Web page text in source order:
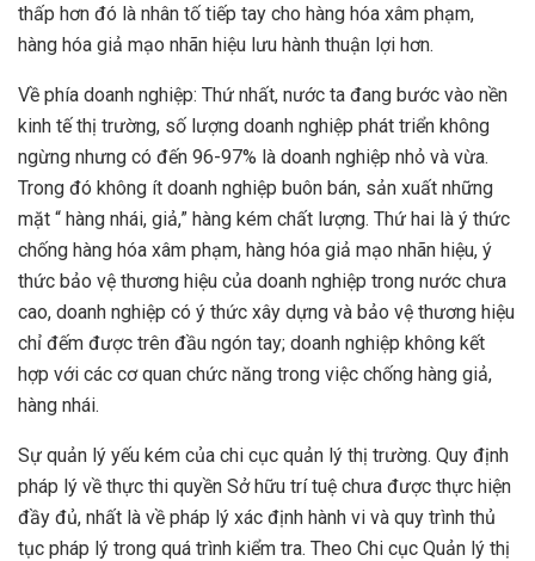
thấp hơn đó là nhân tố tiếp tay cho hàng hóa xâm phạm,
hàng hóa giả mạo nhãn hiệu lưu hành thuận lợi hơn.
Về phía doanh nghiệp: Thứ nhất, nước ta đang bước vào nền
kinh tế thị trường, số lượng doanh nghiệp phát triển không
ngừng nhưng có đến 96-97% là doanh nghiệp nhỏ và vừa.
Trong đó không ít doanh nghiệp buôn bán, sản xuất những
mặt “ hàng nhái, giả,” hàng kém chất lượng. Thứ hai là ý thức
chống hàng hóa xâm phạm, hàng hóa giả mạo nhãn hiệu, ý
thức bảo vệ thương hiệu của doanh nghiệp trong nước chưa
cao, doanh nghiệp có ý thức xây dựng và bảo vệ thương hiệu
chỉ đếm được trên đầu ngón tay; doanh nghiệp không kết
hợp với các cơ quan chức năng trong việc chống hàng giả,
hàng nhái.
Sự quản lý yếu kém của chi cục quản lý thị trường. Quy định
pháp lý về thực thi quyền Sở hữu trí tuệ chưa được thực hiện
đầy đủ, nhất là về pháp lý xác định hành vi và quy trình thủ
tục pháp lý trong quá trình kiểm tra. Theo Chi cục Quản lý thị